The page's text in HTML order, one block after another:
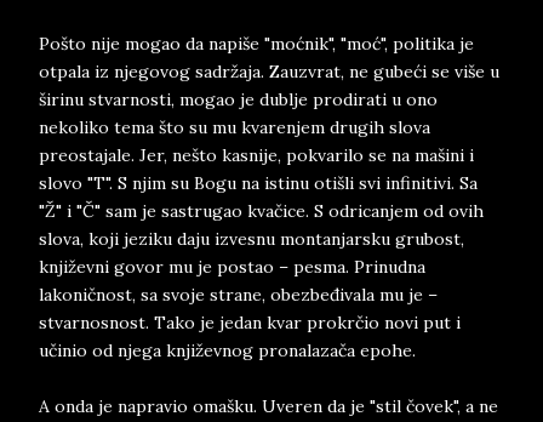
Pošto nije mogao da napiše "moćnik", "moć", politika je
otpala iz njegovog sadržaja. Zauzvrat, ne gubeći se više u
širinu stvarnosti, mogao je dublje prodirati u ono
nekoliko tema što su mu kvarenjem drugih slova
preostajale. Jer, nešto kasnije, pokvarilo se na mašini i
slovo "T". S njim su Bogu na istinu otišli svi infinitivi. Sa
"Ž" i "Č" sam je sastrugao kvačice. S odricanjem od ovih
slova, koji jeziku daju izvesnu montanjarsku grubost,
književni govor mu je postao – pesma. Prinudna
lakoničnost, sa svoje strane, obezbeđivala mu je –
stvarnosnost. Tako je jedan kvar prokrčio novi put i
učinio od njega književnog pronalazača epohe.
A onda je napravio omašku. Uveren da je "stil čovek", a ne